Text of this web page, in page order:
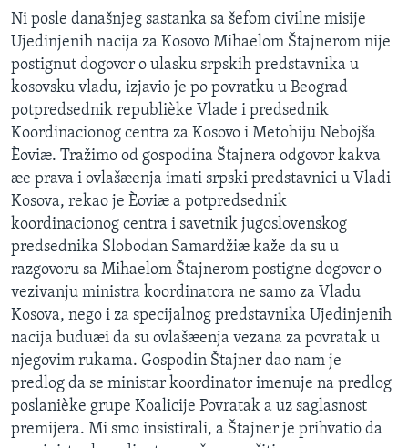
Ni posle današnjeg sastanka sa šefom civilne misije
Ujedinjenih nacija za Kosovo Mihaelom Štajnerom nije
postignut dogovor o ulasku srpskih predstavnika u
kosovsku vladu, izjavio je po povratku u Beograd
potpredsednik republièke Vlade i predsednik
Koordinacionog centra za Kosovo i Metohiju Nebojša
Èoviæ. Tražimo od gospodina Štajnera odgovor kakva
æe prava i ovlašæenja imati srpski predstavnici u Vladi
Kosova, rekao je Èoviæ a potpredsednik
koordinacionog centra i savetnik jugoslovenskog
predsednika Slobodan Samardžiæ kaže da su u
razgovoru sa Mihaelom Štajnerom postigne dogovor o
vezivanju ministra koordinatora ne samo za Vladu
Kosova, nego i za specijalnog predstavnika Ujedinjenih
nacija buduæi da su ovlašæenja vezana za povratak u
njegovim rukama. Gospodin Štajner dao nam je
predlog da se ministar koordinator imenuje na predlog
poslanièke grupe Koalicije Povratak a uz saglasnost
premijera. Mi smo insistirali, a Štajner je prihvatio da